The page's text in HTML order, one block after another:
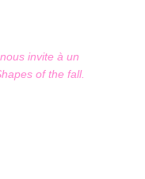
invite à un
of the fall.